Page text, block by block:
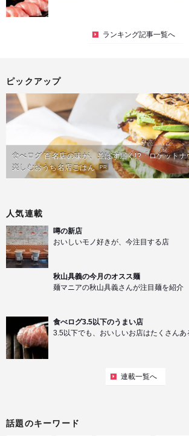
ランキング記事一覧へ
ピックアップ
食べログ 百名店の味が、並ばず届く!?「ロケット
楽しむおうち名店ごはん PR
人気連載
噂の新店
おいしいモノ好きが、今注目する店
秋山具義の今月のオスス麺
麺マニアの秋山具義さんが注目麺を紹介
食べログ3.5以下のうまい店
3.5以下でも、おいしいお店はたくさんあ
連載一覧へ
話題のキーワード